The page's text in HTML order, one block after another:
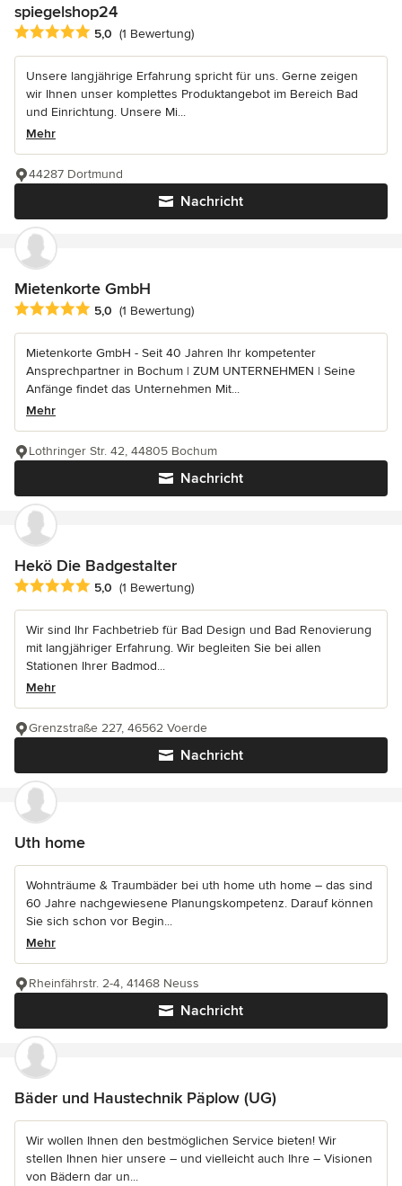
spiegelshop24
Durchschnittliche Bewertung: 5 von 5 Sternen
5,0 (1 Bewertung)
Unsere langjährige Erfahrung spricht für uns. Gerne zeigen
wir Ihnen unser komplettes Produktangebot im Bereich Bad
und Einrichtung. Unsere Mi...
Mehr
Nachricht
44287 Dortmund
Mietenkorte GmbH
Durchschnittliche Bewertung: 5 von 5 Sternen
5,0 (1 Bewertung)
Mietenkorte GmbH - Seit 40 Jahren Ihr kompetenter
Ansprechpartner in Bochum | ZUM UNTERNEHMEN | Seine
Anfänge findet das Unternehmen Mit...
Mehr
Nachricht
Lothringer Str. 42, 44805 Bochum
Hekö Die Badgestalter
Durchschnittliche Bewertung: 5 von 5 Sternen
5,0 (1 Bewertung)
Wir sind Ihr Fachbetrieb für Bad Design und Bad Renovierung
mit langjähriger Erfahrung. Wir begleiten Sie bei allen
Stationen Ihrer Badmod...
Mehr
Nachricht
Grenzstraße 227, 46562 Voerde
Uth home
Wohnträume & Traumbäder bei uth home uth home – das sind
60 Jahre nachgewiesene Planungskompetenz. Darauf können
Sie sich schon vor Begin...
Mehr
Nachricht
Rheinfährstr. 2-4, 41468 Neuss
Bäder und Haustechnik Päplow (UG)
Wir wollen Ihnen den bestmöglichen Service bieten! Wir
stellen Ihnen hier unsere – und vielleicht auch Ihre – Visionen
von Bädern dar un...